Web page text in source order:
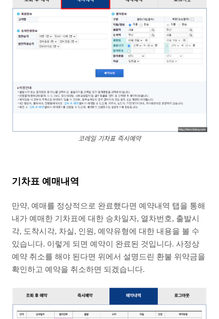
코레일 기차표 즉시예약
기차표 예매내역
만약, 예매를 정상적으로 완료했다면 예약내역 탭을 통해
내가 예매한 기차표에 대한 승차일자, 열차번호, 출발시
각, 도착시각, 차실, 인원, 예약유형에 대한 내용을 볼 수
있습니다. 이렇게 되면 예약이 완료된 것입니다. 사정상
예약 취소를 해야 된다면 위에서 설명드린 환불 위약금을
확인하고 예약을 취소하면 되겠습니다.